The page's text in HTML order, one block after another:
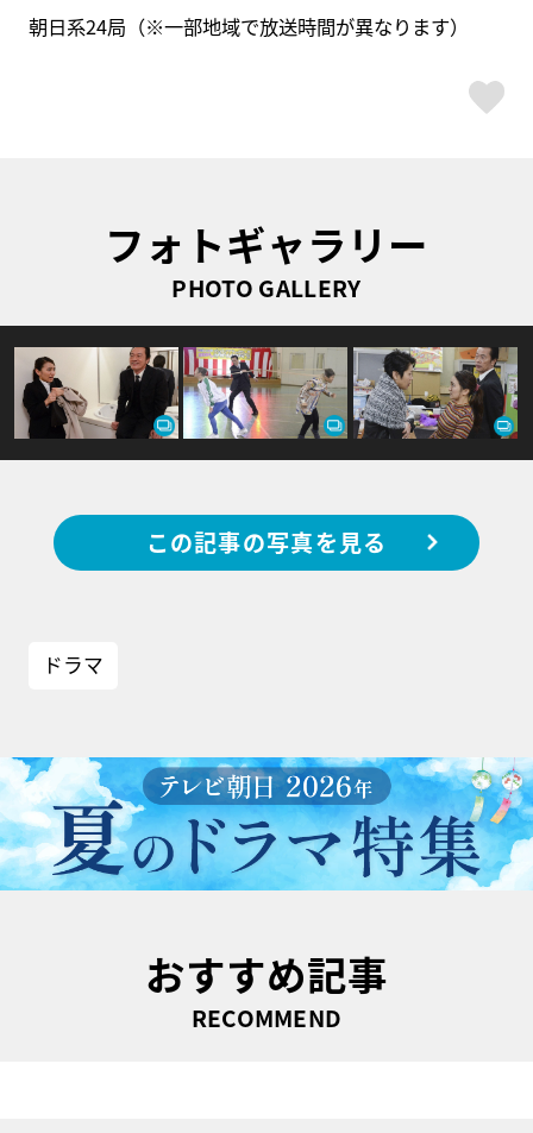
朝日系24局（※一部地域で放送時間が異なります）
フォトギャラリー
PHOTO GALLERY
この記事の写真を見る
ドラマ
おすすめ記事
RECOMMEND